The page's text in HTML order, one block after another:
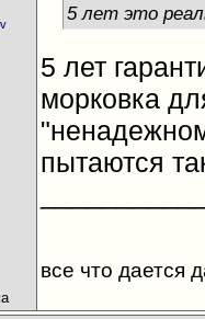
5 лет это
5 лет
морковка
пытаются
все что дается